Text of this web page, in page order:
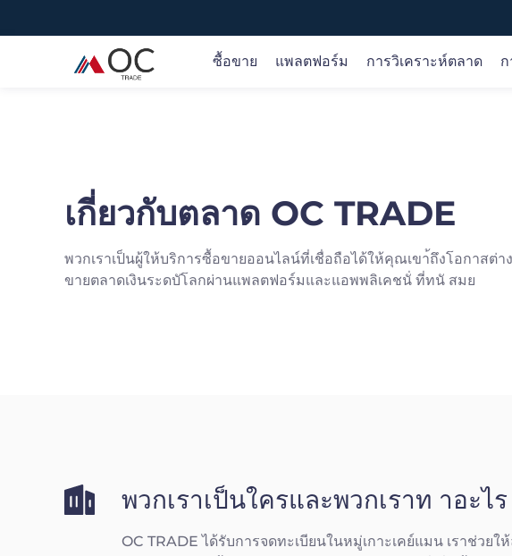
ซื้อขาย
น้ำมัน. หุ้น. ดัชนี สกุลเงินดิจิทัล ยอดนิยมและอื่น ๆ เราจะ
เพิ่มสินค้าที่น่าสนใจต่อไป ภาพรวม >
เปิดบัญชี
ส
แพลตฟอร์ม
ผลิตภัณฑ์ของเรารองรับวิธีการดาวน์โหลดและใช้งานที่หลากหลายรวมถึงแพ
และ MT5
ภาพรวม >
การวิเคราะห์ตลาด
ทางการซื้อขายที่นำไปใช้ได้จริง และคำแนะนำอย่างมือ
อาชีพ
ของคุณ
ปั
เข้าถึงโอกาสในการซื้อขายตลาดการเงินทั่วโลกผ่าน
แพลตฟอร์มและแอพที่เป็นนวัตกรรมของเรา
เปิดบัญชี
เกี่ยวกับตลาด OC TRADE
พวกเราเป็นผู้ให้บริการซื้อขายออนไลน์ที่เชื่อถือได้ให้คุณเขา้ถึงโอกาสต่า
ขายตลาดเงินระดบัโลกผ่านแพลตฟอร์มและแอพพลิเคชนั่ ที่ทนั สมย
พวกเราเป็นใครและพวกเราท าอะไร
OC TRADE ได้รับการจดทะเบียนในหมู่เกาะเคย์แมน เราช่วย